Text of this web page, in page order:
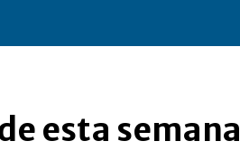
esta semana